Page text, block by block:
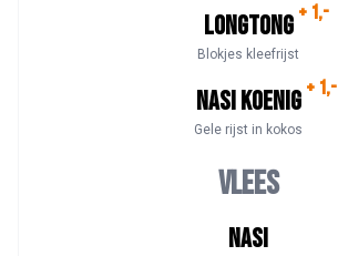
Longtong + 1,-
Blokjes kleefrijst
Nasi Koenig + 1,-
Gele rijst in kokos
Vlees
Nasi